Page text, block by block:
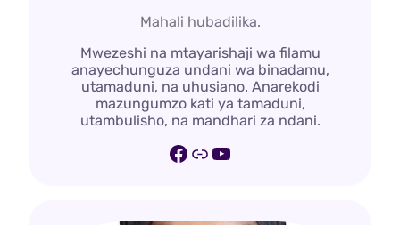
Mahali hubadilika.
Mwezeshi na mtayarishaji wa filamu
anayechunguza undani wa binadamu,
utamaduni, na uhusiano. Anarekodi
mazungumzo kati ya tamaduni,
utambulisho, na mandhari za ndani.
Facebook
Kiungo
YouTube